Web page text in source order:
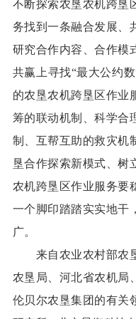
不断探索农垦农机跨垦
务找到一条融合发展、
研究合作内容、合作模
共赢上寻找“最大公约
的农垦农机跨垦区作业
筹的联动机制、科学合
制、互帮互助的救灾机
垦合作探索新模式、树
农机跨垦区作业服务要
一个脚印踏踏实实地干
广。
来自农业农村部农垦
农垦局、河北省农机局
伦贝尔农垦集团的有关